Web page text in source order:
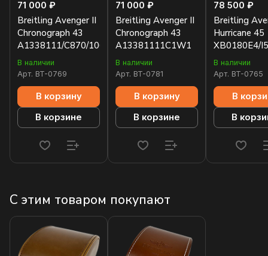
71 000 ₽
Breitling Avenger II
Chronograph 43
A1338111/C870/106W/A20BA.1
В наличии
Арт. BT-0769
В корзину
В корзине
71 000 ₽
Breitling Avenger II
Chronograph 43
A13381111C1W1
В наличии
Арт. BT-0781
В корзину
В корзине
78 500 ₽
Breitling
Hurricane 45
XB0180E4/
В наличии
Арт. BT-0765
В
В
С этим товаром покупают